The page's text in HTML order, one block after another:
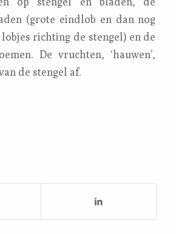
(grote eindlob en dan nog
richting de stengel) en de
De vruchten, ‘hauwen’,
de stengel af.